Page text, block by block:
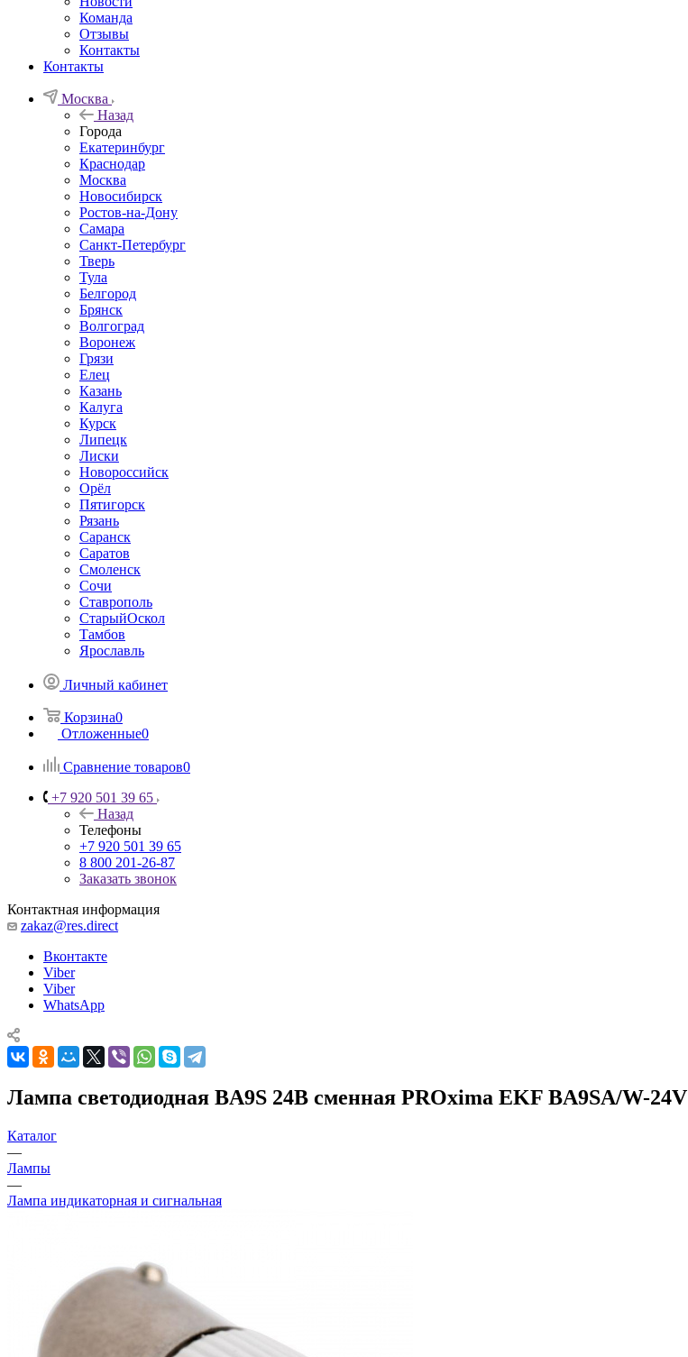
Команда
Отзывы
Контакты
Контакты
Москва
Назад
Города
Екатеринбург
Краснодар
Москва
Новосибирск
Ростов-на-Дону
Самара
Санкт-Петербург
Тверь
Тула
Белгород
Брянск
Волгоград
Воронеж
Грязи
Елец
Казань
Калуга
Курск
Липецк
Лиски
Новороссийск
Орёл
Пятигорск
Рязань
Саранск
Саратов
Смоленск
Сочи
Ставрополь
СтарыйОскол
Тамбов
Ярославль
Личный кабинет
Корзина0
Отложенные0
Сравнение товаров0
+7 920 501 39 65
Назад
Телефоны
+7 920 501 39 65
8 800 201-26-87
Заказать звонок
Контактная информация
zakaz@res.direct
Вконтакте
Viber
Viber
WhatsApp
Лампа светодиодная BA9S 24В сменная PROxima EKF BA9SA/W-24V
Каталог
—
Лампы
—
Лампа индикаторная и сигнальная